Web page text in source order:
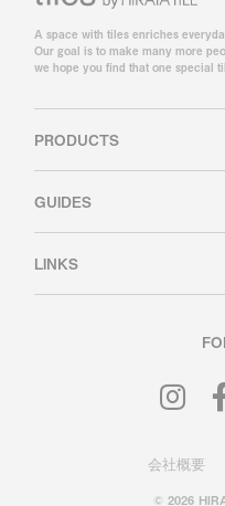
A space with tiles enriches
Our goal is to make many more
we hope you find that one special
PRODUCTS
GUIDES
LINKS
会社概要
© 2026